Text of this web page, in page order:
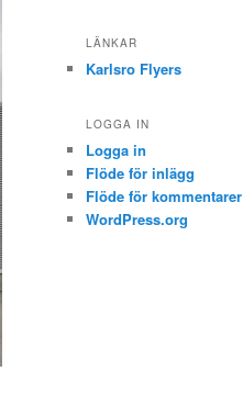
LÄNKAR
Karlsro Flyers
LOGGA IN
Logga in
Flöde för inlägg
Flöde för kommentarer
WordPress.org